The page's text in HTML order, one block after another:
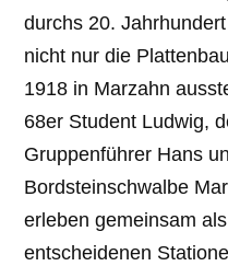
durchs 20.
nicht nur die
1918 in Marzahn
68er Student Ludwig,
Gruppenführer Hans
Bordsteinschwalbe
erleben gemeinsam
entscheidenen